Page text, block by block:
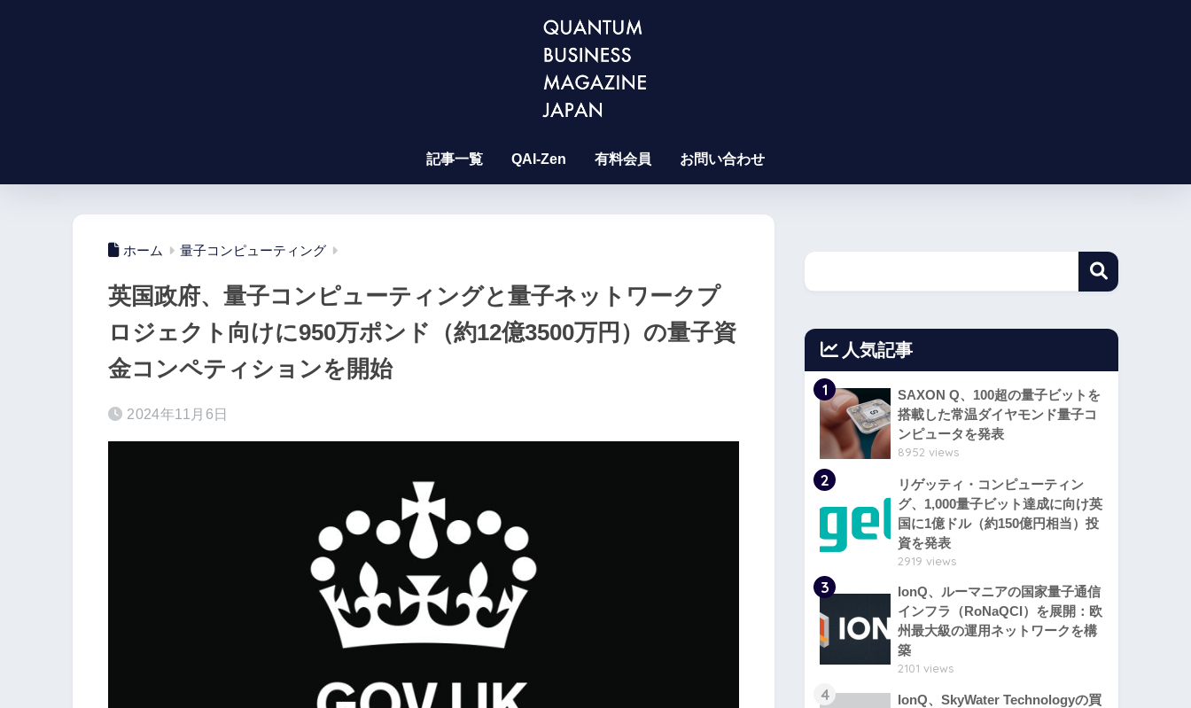
記事一覧 QAI-Zen 有料会員 お問い合わせ
ホーム 量子コンピューティング
英国政府、量子コンピューティングと量子ネットワークプ
ロジェクト向けに950万ポンド（約12億3500万円）の量子資
金コンペティションを開始
2024年11月6日
人気記事
1
SAXON Q、100超の量子ビットを
搭載した常温ダイヤモンド量子コ
ンピュータを発表
8952 views
2
リゲッティ・コンピューティン
グ、1,000量子ビット達成に向け英
国に1億ドル（約150億円相当）投
資を発表
2919 views
3
IonQ、ルーマニアの国家量子通信
インフラ（RoNaQCI）を展開：欧
州最大級の運用ネットワークを構
築
2101 views
4
IonQ、SkyWater Technologyの買